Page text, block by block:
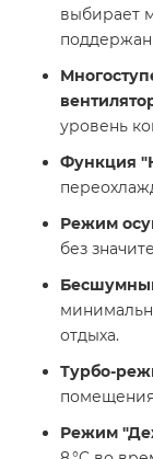
выбирает
уровень
Функция
Режим
без
отдыха.​
Турбо-
Режим